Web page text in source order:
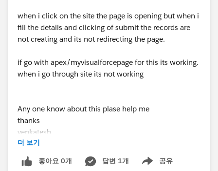
when i click on the site the page is opening but when i
fill the details and clicking of submit the records are
not creating and its not redirecting the page.
if go with apex/myvisualforcepage for this its working.
when i go through site its not working
Any one know about this plase help me
thanks
venkatesh.
더 보기
좋아요 0개 답변 1개 공유
Show menu